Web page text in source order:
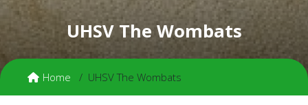
UHSV The Wombats
Home UHSV The Wombats